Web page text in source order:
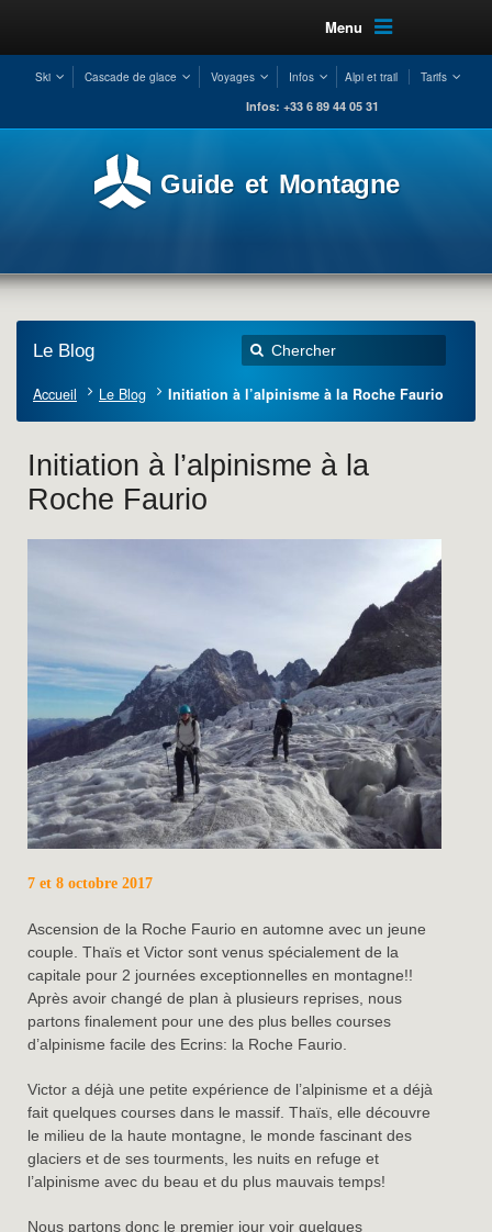
Menu
Ski Cascade de glace Voyages Infos Alpi et trail Tarifs
Infos: +33 6 89 44 05 31
Guide et Montagne
Le Blog
Accueil Le Blog Initiation à l’alpinisme à la Roche Faurio
Initiation à l’alpinisme à la
Roche Faurio
7 et 8 octobre 2017
Ascension de la Roche Faurio en automne avec un jeune
couple. Thaïs et Victor sont venus spécialement de la
capitale pour 2 journées exceptionnelles en montagne!!
Après avoir changé de plan à plusieurs reprises, nous
partons finalement pour une des plus belles courses
d’alpinisme facile des Ecrins: la Roche Faurio.
Victor a déjà une petite expérience de l’alpinisme et a déjà
fait quelques courses dans le massif. Thaïs, elle découvre
le milieu de la haute montagne, le monde fascinant des
glaciers et de ses tourments, les nuits en refuge et
l’alpinisme avec du beau et du plus mauvais temps!
Nous partons donc le premier jour voir quelques